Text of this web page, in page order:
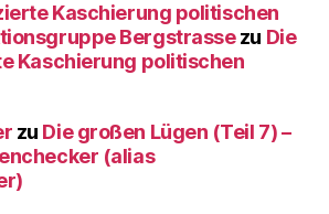
Kaschierung politischen
Bergstrassezu Die
Kaschierung politischen
zu Die großen Lügen (Teil 7) –
(alias